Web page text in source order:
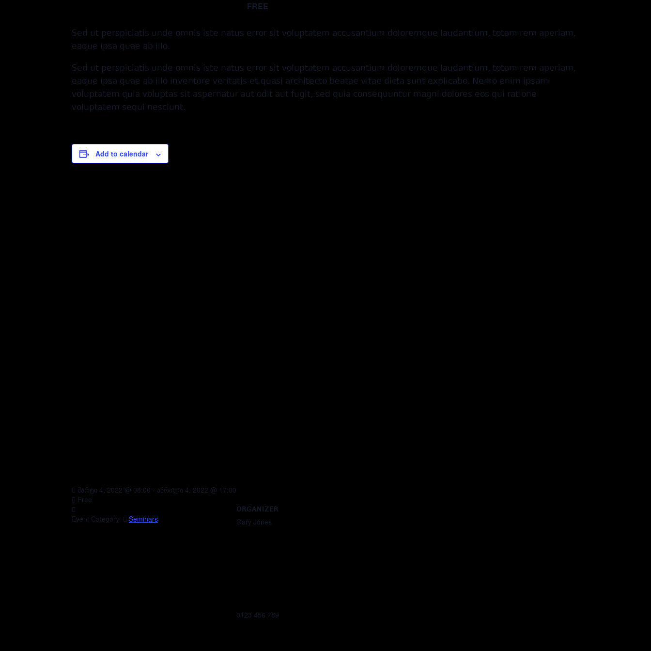
FREE
Sed ut perspiciatis unde omnis iste natus error sit voluptatem accusantium doloremque laudantium, totam rem aperiam,
eaque ipsa quae ab illo.
Sed ut perspiciatis unde omnis iste natus error sit voluptatem accusantium doloremque laudantium, totam rem aperiam,
eaque ipsa quae ab illo inventore veritatis et quasi architecto beatae vitae dicta sunt explicabo. Nemo enim ipsam
voluptatem quia voluptas sit aspernatur aut odit aut fugit, sed quia consequuntur magni dolores eos qui ratione
voluptatem sequi nesciunt.
Add to calendar
მარტი 4, 2022 @ 08:00 - აპრილი 4, 2022 @ 17:00
Free
Event Category:
Seminars
ORGANIZER
Gary Jones
0123 456 789